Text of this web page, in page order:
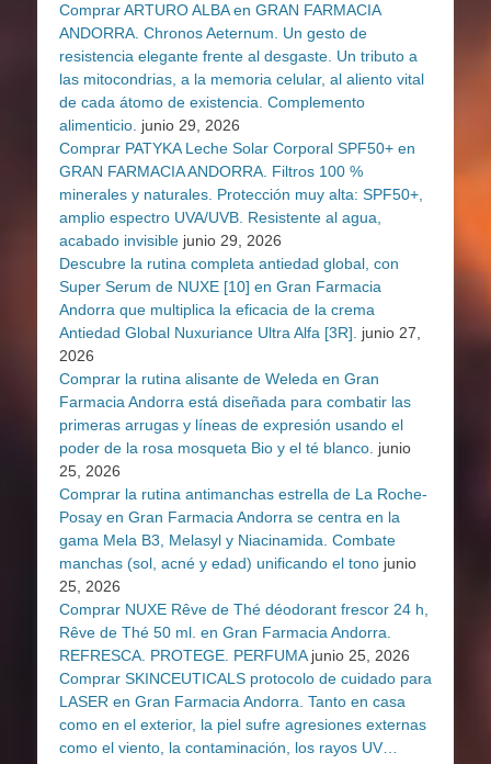
Comprar ARTURO ALBA en GRAN FARMACIA
ANDORRA. Chronos Aeternum. Un gesto de
resistencia elegante frente al desgaste. Un tributo a
las mitocondrias, a la memoria celular, al aliento vital
de cada átomo de existencia. Complemento
alimenticio. junio 29, 2026
Comprar PATYKA Leche Solar Corporal SPF50+ en
GRAN FARMACIA ANDORRA. Filtros 100 %
minerales y naturales. Protección muy alta: SPF50+,
amplio espectro UVA/UVB. Resistente al agua,
acabado invisible junio 29, 2026
Descubre la rutina completa antiedad global, con
Super Serum de NUXE [10] en Gran Farmacia
Andorra que multiplica la eficacia de la crema
Antiedad Global Nuxuriance Ultra Alfa [3R].
junio 27,
2026
Comprar la rutina alisante de Weleda en Gran
Farmacia Andorra está diseñada para combatir las
primeras arrugas y líneas de expresión usando el
poder de la rosa mosqueta Bio y el té blanco. junio
25, 2026
Comprar la rutina antimanchas estrella de La Roche-
Posay en Gran Farmacia Andorra se centra en la
gama Mela B3, Melasyl y Niacinamida. Combate
manchas (sol, acné y edad) unificando el tono junio
25, 2026
Comprar NUXE Rêve de Thé déodorant frescor 24 h,
Rêve de Thé 50 ml. en Gran Farmacia Andorra.
REFRESCA. PROTEGE. PERFUMA junio 25, 2026
Comprar SKINCEUTICALS protocolo de cuidado para
LASER en Gran Farmacia Andorra. Tanto en casa
como en el exterior, la piel sufre agresiones externas
como el viento, la contaminación, los rayos UV…